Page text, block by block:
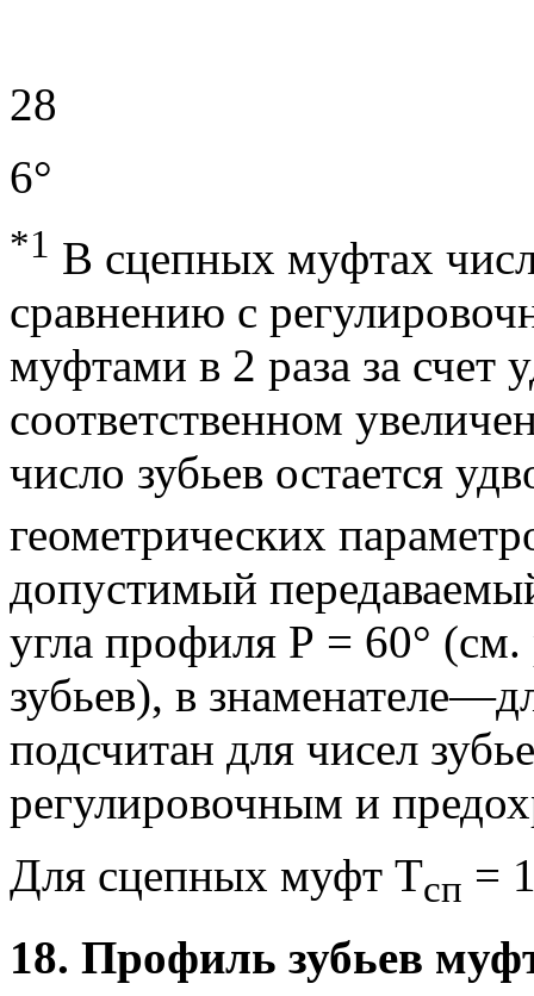
28
6°
*1 В сцепных муфтах
сравнению с
муфтами в 2 раза за счет
соответственном
число зубьев остается
геометрических
допустимый
угла профиля Р = 60°
зубьев), в
подсчитан для чисел
регулировочным и
Для сцепных муфт Тсп =
18. Профиль зубьев